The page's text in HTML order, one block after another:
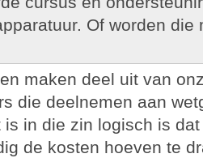
Of worden die
maken deel uit van
die deelnemen aan
is in die zin logisch is
de kosten hoeven te